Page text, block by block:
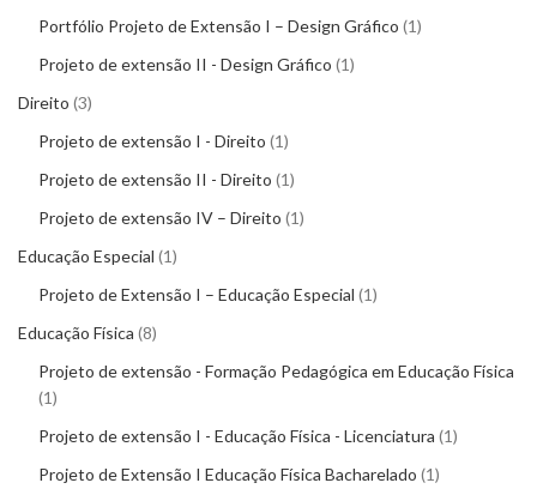
Portfólio Projeto de Extensão I – Design Gráfico 1
Projeto de extensão II - Design Gráfico 1
Direito 3
Projeto de extensão I - Direito 1
Projeto de extensão II - Direito 1
Projeto de extensão IV – Direito 1
Educação Especial 1
Projeto de Extensão I – Educação Especial 1
Educação Física 8
Projeto de extensão - Formação Pedagógica em Educação Física
1
Projeto de extensão I - Educação Física - Licenciatura 1
Projeto de Extensão I Educação Física Bacharelado 1